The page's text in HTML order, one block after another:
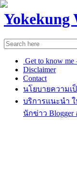
Yokekung
Get to know me
Disclaimer
Contact
นโยบายความเ
บริการแนะนำ
นักข่าว Blogger